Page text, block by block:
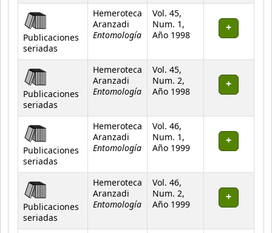
Publicaciones
seriadas
Hemeroteca
Aranzadi
Entomología
Vol. 45,
Num. 1,
Año 1998
Publicaciones
seriadas
Hemeroteca
Aranzadi
Entomología
Vol. 45,
Num. 2,
Año 1998
Publicaciones
seriadas
Hemeroteca
Aranzadi
Entomología
Vol. 46,
Num. 1,
Año 1999
Publicaciones
seriadas
Hemeroteca
Aranzadi
Entomología
Vol. 46,
Num. 2,
Año 1999